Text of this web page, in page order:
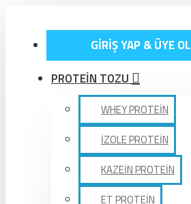
GİRİŞ YAP & ÜYE OL
PROTEİN TOZU
WHEY PROTEİN
İZOLE PROTEİN
KAZEİN PROTEİN
ET PROTEİN